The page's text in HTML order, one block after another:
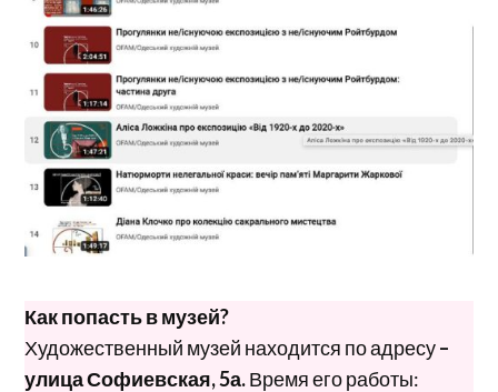
Как попасть в музей?
Художественный музей находится по адресу–
улица Софиевская, 5а.Время его работы: